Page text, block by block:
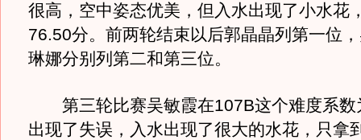
很高，空中姿态优美，但入水出现了小水花
76.50分。前两轮结束以后郭晶晶列第一位
琳娜分别列第二和第三位。
第三轮比赛吴敏霞在107B这个难度系数
出现了失误，入水出现了很大的水花，只拿